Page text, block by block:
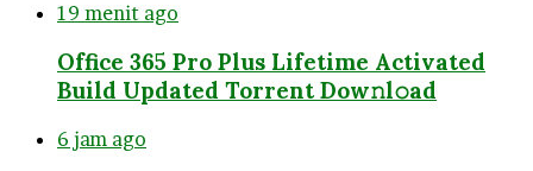
19 menit ago
Office 365 Pro Plus Lifetime Activated
Build Updated Torrent Dow𝚗l𝚘аd
6 jam ago